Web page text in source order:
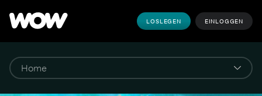
LOSLEGEN EINLOGGEN